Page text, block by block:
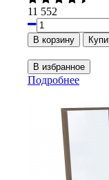
11 552
Подробнее